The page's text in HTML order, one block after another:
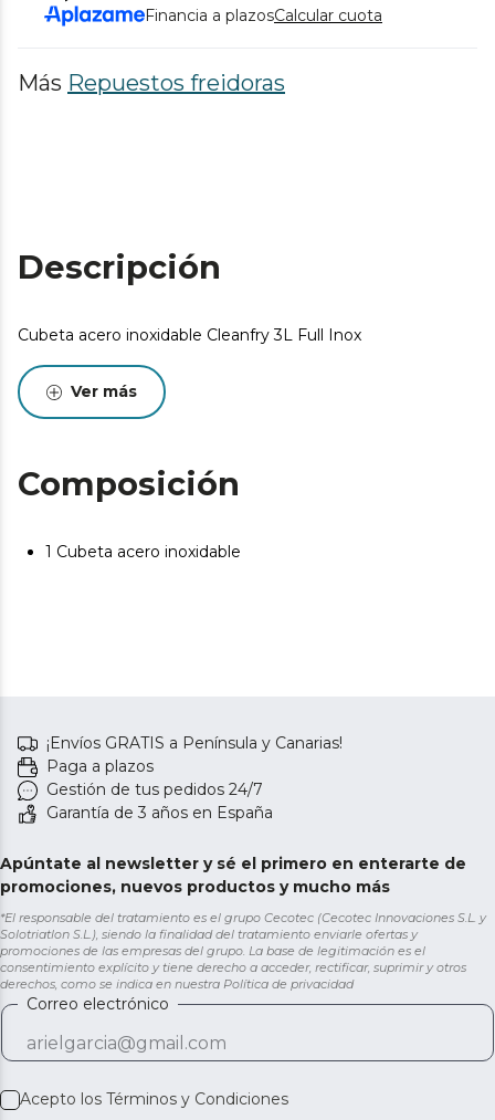
Financia a plazosCalcular cuota
Más Repuestos freidoras
Descripción
Cubeta acero inoxidable Cleanfry 3L Full Inox
Ver más
Composición
1 Cubeta acero inoxidable
¡Envíos GRATIS a Península y Canarias!
Paga a plazos
Gestión de tus pedidos 24/7
Garantía de 3 años en España
Apúntate al newsletter y sé el primero en enterarte de
promociones, nuevos productos y mucho más
*El responsable del tratamiento es el grupo Cecotec (Cecotec Innovaciones S.L. y
Solotriatlon S.L.), siendo la finalidad del tratamiento enviarle ofertas y
promociones de las empresas del grupo. La base de legitimación es el
consentimiento explícito y tiene derecho a acceder, rectificar, suprimir y otros
derechos, como se indica en nuestra Política de privacidad
Correo electrónico
Acepto los Términos y Condiciones